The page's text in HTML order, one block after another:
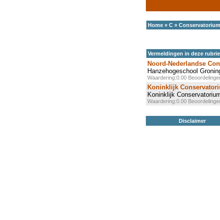
Home » C » Conservatorium
Vermeldingen in deze
Noord-Nederlandse
Hanzehogeschool
Waardering:0.00
Koninklijk
Koninklijk
Waardering:0.00
Disclaimer